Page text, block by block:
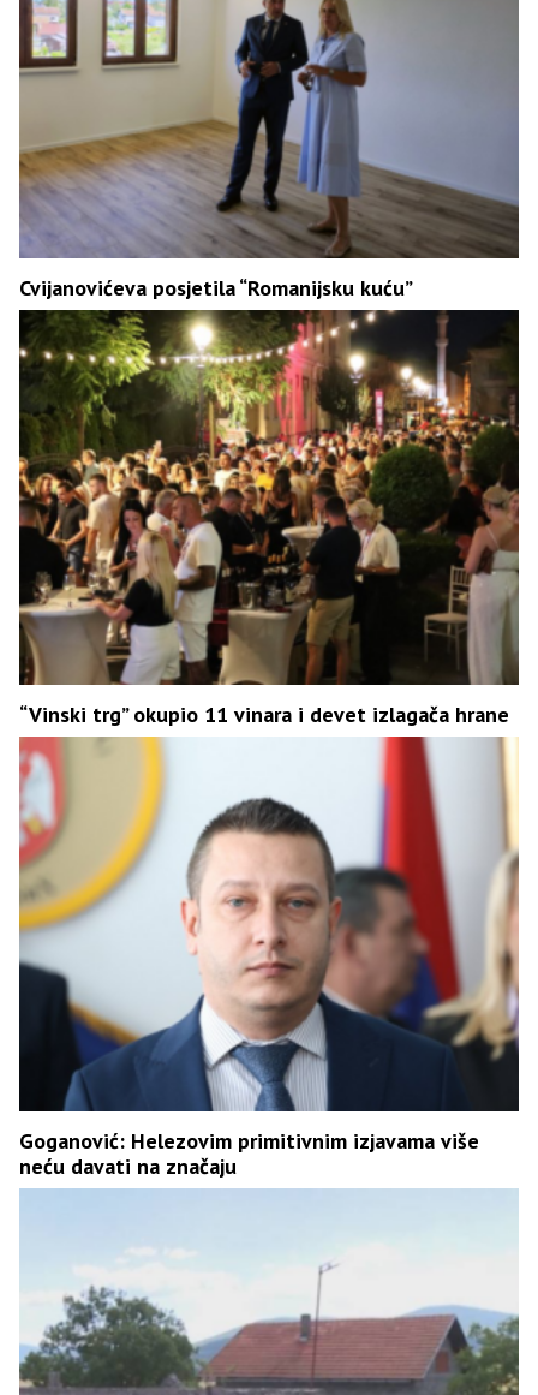
Cvijanovićeva posjetila “Romanijsku kuću”
“Vinski trg” okupio 11 vinara i devet izlagača hrane
Goganović: Helezovim primitivnim izjavama više
neću davati na značaju